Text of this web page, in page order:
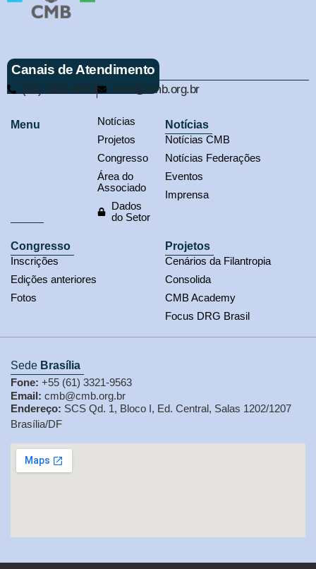
Canais de Atendimento
(61) 3321-9563 cmb@cmb.org.br
Menu
Notícias
Projetos
Congresso
Área do
Associado
Dados
do Setor
Notícias
Notícias CMB
Notícias Federações
Eventos
Imprensa
Congresso
Inscrições
Edições anteriores
Fotos
Projetos
Cenários da Filantropia
Consolida
CMB Academy
Focus DRG Brasil
Sede Brasília
Fone: +55 (61) 3321-9563
Email: cmb@cmb.org.br
Endereço: SCS Qd. 1, Bloco I, Ed. Central, Salas 1202/1207
Brasília/DF